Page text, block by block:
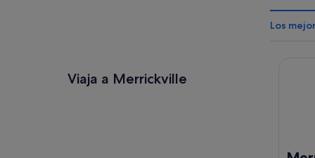
Viaja a Merrickville
Los